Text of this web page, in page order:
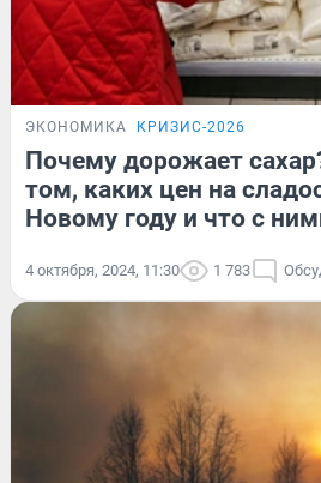
ЭКОНОМИКА КРИЗИС-2026
Почему дорожает
том, каких цен на
Новому году и что с
4 октября, 2024, 11:30 1 783